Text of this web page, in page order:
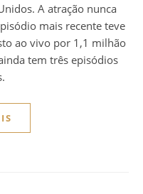
A atração nunca
mais recente teve
ao vivo por 1,1 milhão
tem três episódios